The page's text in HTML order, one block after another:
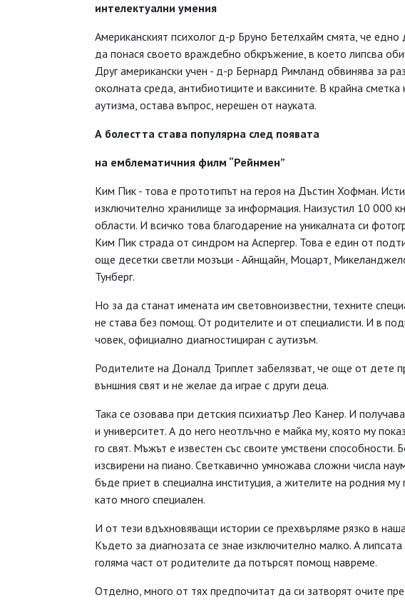
интелектуални умения
Американският психолог д-р Бруно Бетелхайм смята, че
да понася своето враждебно обкръжение, в което липсва
Друг американски учен - д-р Бернард Римланд обвинява за
околната среда, антибиотиците и ваксините. В крайна сметка
аутизма, остава въпрос, нерешен от науката.
А болестта става популярна след появата
на емблематичния филм “Рейнмен”
Ким Пик - това е прототипът на героя на Дъстин Хофман.
изключително хранилище за информация. Наизустил 10 000
области. И всичко това благодарение на уникалната си
Ким Пик страда от синдром на Аспергер. Това е един от
още десетки светли мозъци - Айнщайн, Моцарт,
Тунберг.
Но за да станат имената им световноизвестни, техните
не става без помощ. От родителите и от специалисти. И в
човек, официално диагностициран с аутизъм.
Родителите на Доналд Триплет забелязват, че още от дете
външния свят и не желае да играе с други деца.
Така се озовава при детския психиатър Лео Канер. И
и университет. А до него неотлъчно е майка му, която му
го свят. Мъжът е известен със своите умствени способности.
изсвирени на пиано. Светкавично умножава сложни числа
бъде приет в специална институция, а жителите на родния му
като много специален.
И от тези вдъхновяващи истории се прехвърляме рязко в
Където за диагнозата се знае изключително малко. А
голяма част от родителите да потърсят помощ навреме.
Отделно, много от тях предпочитат да си затворят очите